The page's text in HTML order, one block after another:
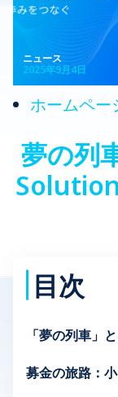
ニュース
2025年9月4日
ホームペー
夢の列
目次
「夢の列車」
募金の旅路：